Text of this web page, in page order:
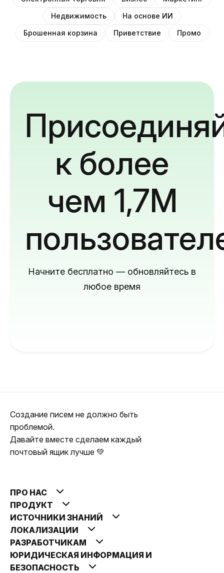
Недвижимость
На основе ИИ
Брошенная корзина
Приветствие Промо
к более
чем 1,7M
Начните бесплатно — обновляйтесь в
любое время
Создание писем не должно быть
проблемой.
Давайте вместе сделаем каждый
почтовый ящик лучше 💚
ПРО НАС
ПРОДУКТ
ИСТОЧНИКИ ЗНАНИЙ
ЛОКАЛИЗАЦИИ
РАЗРАБОТЧИКАМ
ЮРИДИЧЕСКАЯ ИНФОРМАЦИЯ И
БЕЗОПАСНОСТЬ